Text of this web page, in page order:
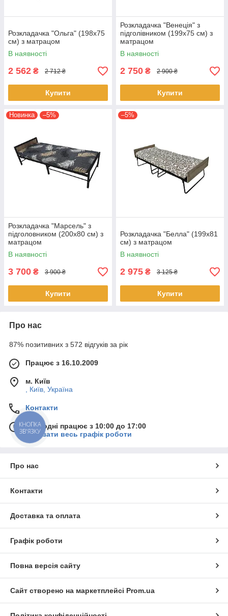
Розкладачка "Ольга" (198х75
см) з матрацом
В наявності
2 562 ₴ 2 712 ₴
Купити
Розкладачка "Венеція" з
підголівником (199х75 см) з
матрацом
В наявності
2 750 ₴ 2 900 ₴
Купити
Новинка –5%
Розкладачка "Марсель" з
підголовником (200х80 см) з
матрацом
В наявності
3 700 ₴ 3 900 ₴
Купити
–5%
Розкладачка "Белла" (199х81
см) з матрацом
В наявності
2 975 ₴ 3 125 ₴
Купити
Про нас
87% позитивних з 572 відгуків за рік
Працює з 16.10.2009
м. Київ
, Київ, Україна
Контакти
Сьогодні працює з 10:00 до 17:00
Показати весь графік роботи
Про нас
Контакти
Доставка та оплата
Графік роботи
Повна версія сайту
Сайт створено на маркетплейсі Prom.ua
КНОПКА
ЗВ'ЯЗКУ